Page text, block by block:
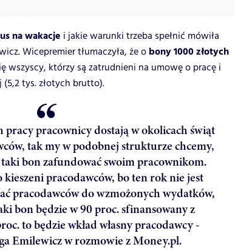
na wakacje i jakie warunki trzeba spełnić mówiła
Wicepremier tłumaczyła, że o bony 1000 złotych
wszyscy, którzy są zatrudnieni na umowę o pracę i
tys. złotych brutto).
pracy pracownicy dostają w okolicach świąt
tak my w podobnej strukturze chcemy,
bon zafundować swoim pracownikom.
kieszeni pracodawców, bo ten rok nie jest
pracodawców do wzmożonych wydatków,
bon będzie w 90 proc. sfinansowany z
to będzie wkład własny pracodawcy -
Emilewicz w rozmowie z Money.pl.